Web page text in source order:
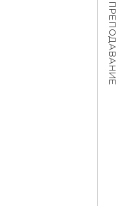
ПРЕПОДАВАНИЕ